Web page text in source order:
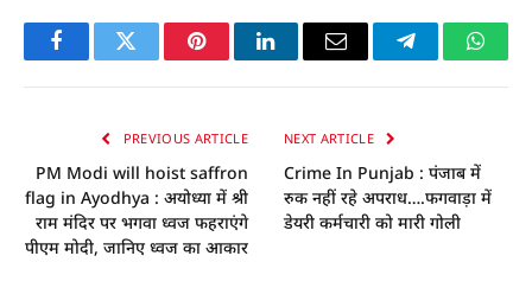
FacebookTwitter PinterestLinkedInEmail Telegram
PREVIOUS ARTICLE
PM Modi will hoist saffron
flag in Ayodhya : अयोध्या में श्री
राम मंदिर पर भगवा ध्वज फहराएंगे
पीएम मोदी, जानिए ध्वज का आकार
NEXT ARTICLE
Crime In Punjab : पंजाब में
रुक नहीं रहे अपराध….फगवाड़ा में
डेयरी कर्मचारी को मारी गोली